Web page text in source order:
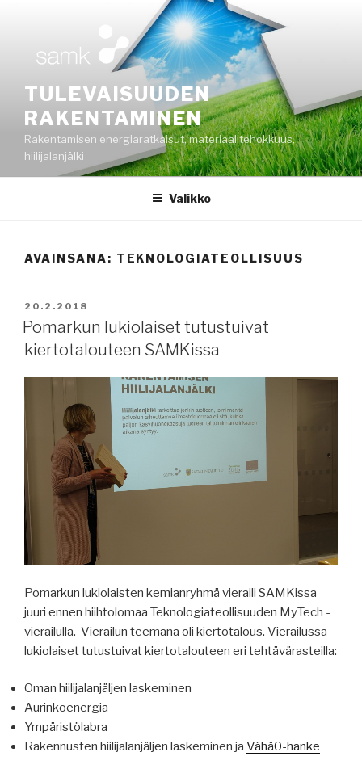
TULEVAISUUDEN
RAKENTAMINEN
Rakentamisen energiaratkaisut, materiaalitehokkuus,
hiilijalanjälki
Valikko
AVAINSANA: TEKNOLOGIATEOLLISUUS
JULKAISTU
20.2.2018
Pomarkun lukiolaiset tutustuivat
kiertotalouteen SAMKissa
Pomarkun lukiolaisten kemianryhmä vieraili SAMKissa
juuri ennen hiihtolomaa Teknologiateollisuuden MyTech -
vierailulla. Vierailun teemana oli kiertotalous. Vierailussa
lukiolaiset tutustuivat kiertotalouteen eri tehtävärasteilla:
Oman hiilijalanjäljen laskeminen
Aurinkoenergia
Ympäristölabra
Rakennusten hiilijalanjäljen laskeminen ja Vähä0-hanke